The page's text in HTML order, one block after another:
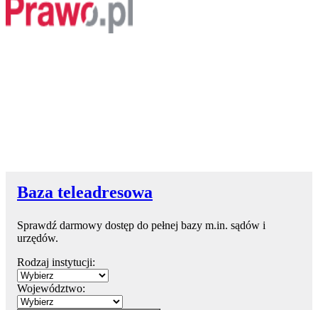
Baza teleadresowa
Sprawdź darmowy dostęp do pełnej bazy m.in. sądów i
urzędów.
Rodzaj instytucji:
Województwo: